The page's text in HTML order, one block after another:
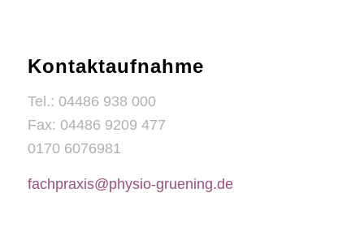
Kontaktaufnahme
Tel.: 04486 938 000
Fax: 04486 9209 477
0170 6076981
fachpraxis@physio-gruening.de